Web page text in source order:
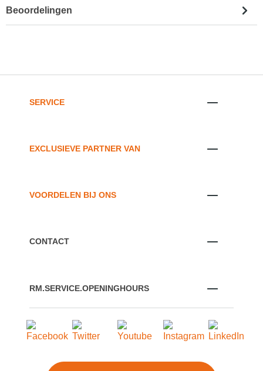
Beoordelingen
SERVICE
EXCLUSIEVE PARTNER VAN
VOORDELEN BIJ ONS
CONTACT
RM.SERVICE.OPENINGHOURS